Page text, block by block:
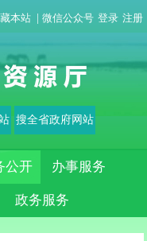
登录 注册
本站 微信公众号
公开 办事服务
政务服务